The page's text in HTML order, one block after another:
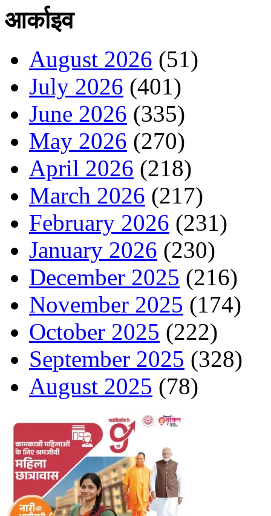
आर्काइव
August 2026 (51)
July 2026 (401)
June 2026 (335)
May 2026 (270)
April 2026 (218)
March 2026 (217)
February 2026 (231)
January 2026 (230)
December 2025 (216)
November 2025 (174)
October 2025 (222)
September 2025 (328)
August 2025 (78)